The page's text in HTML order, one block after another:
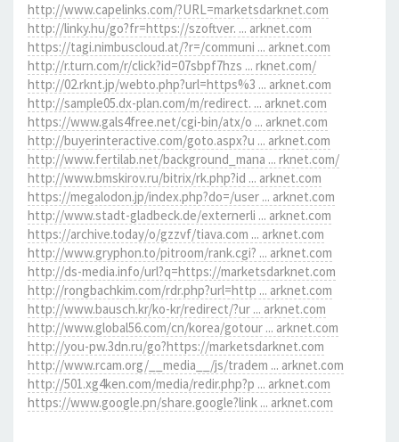
http://www.capelinks.com/?URL=marketsdarknet.com
http://linky.hu/go?fr=https://szoftver. ... arknet.com
https://tagi.nimbuscloud.at/?r=/communi ... arknet.com
http://r.turn.com/r/click?id=07sbpf7hzs ... rknet.com/
http://02.rknt.jp/webto.php?url=https%3 ... arknet.com
http://sample05.dx-plan.com/m/redirect. ... arknet.com
https://www.gals4free.net/cgi-bin/atx/o ... arknet.com
http://buyerinteractive.com/goto.aspx?u ... arknet.com
http://www.fertilab.net/background_mana ... rknet.com/
http://www.bmskirov.ru/bitrix/rk.php?id ... arknet.com
https://megalodon.jp/index.php?do=/user ... arknet.com
http://www.stadt-gladbeck.de/externerli ... arknet.com
https://archive.today/o/gzzvf/tiava.com ... arknet.com
http://www.gryphon.to/pitroom/rank.cgi? ... arknet.com
http://ds-media.info/url?q=https://marketsdarknet.com
http://rongbachkim.com/rdr.php?url=http ... arknet.com
http://www.bausch.kr/ko-kr/redirect/?ur ... arknet.com
http://www.global56.com/cn/korea/gotour ... arknet.com
http://you-pw.3dn.ru/go?https://marketsdarknet.com
http://www.rcam.org/__media__/js/tradem ... arknet.com
http://501.xg4ken.com/media/redir.php?p ... arknet.com
https://www.google.pn/share.google?link ... arknet.com